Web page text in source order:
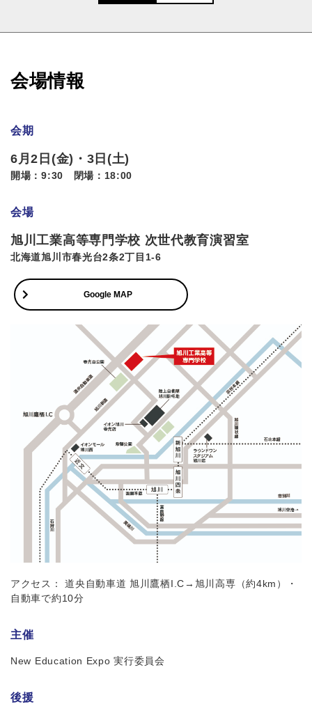
会場情報
会期
6月2日(金)・3日(土)
開場：9:30 閉場：18:00
会場
旭川工業高等専門学校 次世代教育演習室
北海道旭川市春光台2条2丁目1-6
Google MAP
アクセス： 道央自動車道 旭川鷹栖I.C→旭川高専（約4km）・
自動車で約10分
主催
New Education Expo 実行委員会
後援